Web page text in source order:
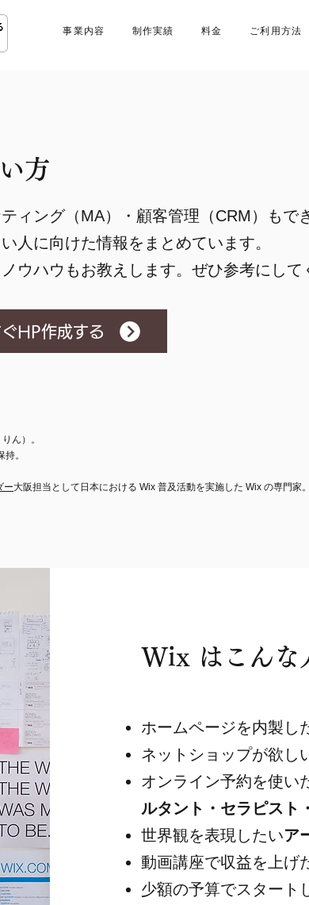
事業内容 制作実績 料金 ご利用方法
方
ィング（MA）・顧客管理（CRM）もで
人に向けた情報をまとめています。
ウハウもお教えします。ぜひ参考にして
HP作成する
ん）。
。
ー大阪担当として日本における Wix 普及活動を実施した Wix の専門家。
Wix はこんな
ホームページを内製し
ネットショップが欲し
オンライン予約を使い
ルタント・セラピスト
世界観を表現したいア
動画講座で収益を上げ
少額の予算でスタート